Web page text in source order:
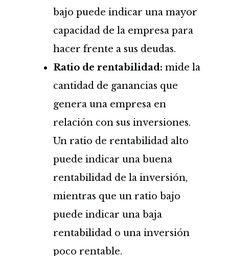
bajo puede indicar una mayor
capacidad de la empresa para
hacer frente a sus deudas.
Ratio de rentabilidad: mide la
cantidad de ganancias que
genera una empresa en
relación con sus inversiones.
Un ratio de rentabilidad alto
puede indicar una buena
rentabilidad de la inversión,
mientras que un ratio bajo
puede indicar una baja
rentabilidad o una inversión
poco rentable.